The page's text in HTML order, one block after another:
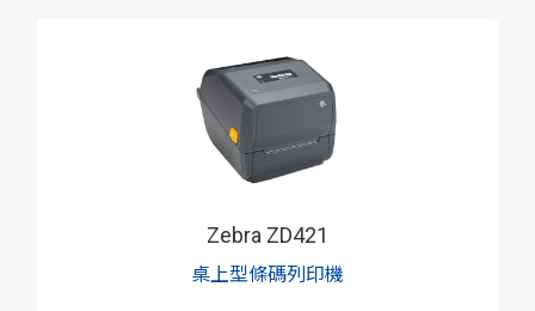
Zebra ZD421
桌上型條碼列印機